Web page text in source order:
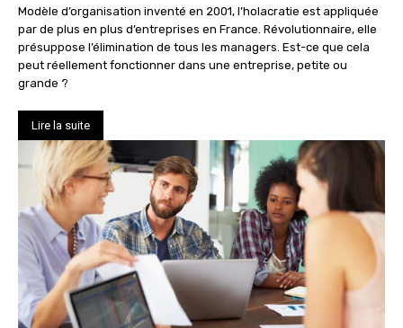
Modèle d’organisation inventé en 2001, l’holacratie est appliquée
par de plus en plus d’entreprises en France. Révolutionnaire, elle
présuppose l’élimination de tous les managers. Est-ce que cela
peut réellement fonctionner dans une entreprise, petite ou
grande ?
Lire la suite